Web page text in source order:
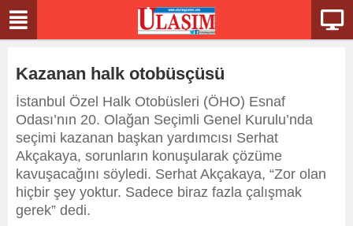
Kazanan halk otobüsçüsü
İstanbul Özel Halk Otobüsleri (ÖHO) Esnaf
Odası’nın 20. Olağan Seçimli Genel Kurulu’nda
seçimi kazanan başkan yardımcısı Serhat
Akçakaya, sorunların konuşularak çözüme
kavuşacağını söyledi. Serhat Akçakaya, “Zor olan
hiçbir şey yoktur. Sadece biraz fazla çalışmak
gerek” dedi.